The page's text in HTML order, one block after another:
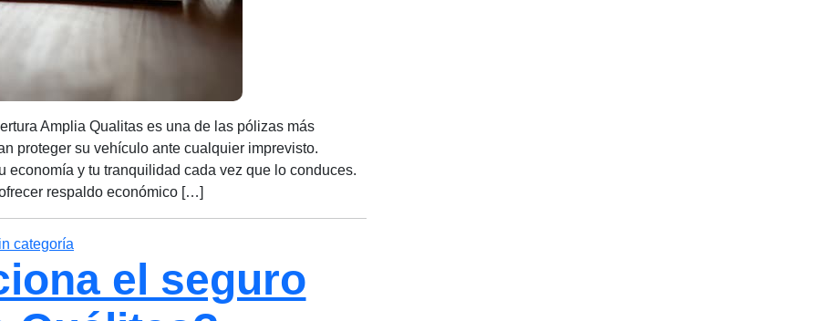
Amplia Qualitas es una de las pólizas más
proteger su vehículo ante cualquier imprevisto.
economía y tu tranquilidad cada vez que lo conduces.
respaldo económico […]
Categorías
categoría
el seguro